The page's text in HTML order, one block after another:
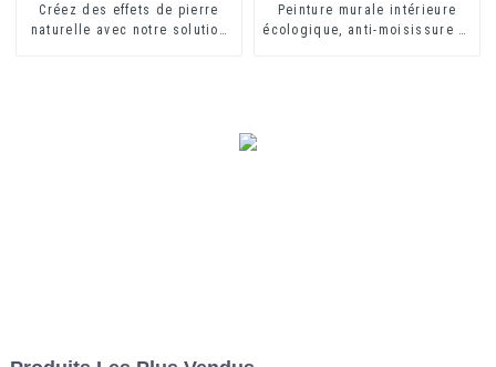
Créez des effets de pierre
naturelle avec notre solution
Peinture murale intérieure
écologique, anti-moisissure et